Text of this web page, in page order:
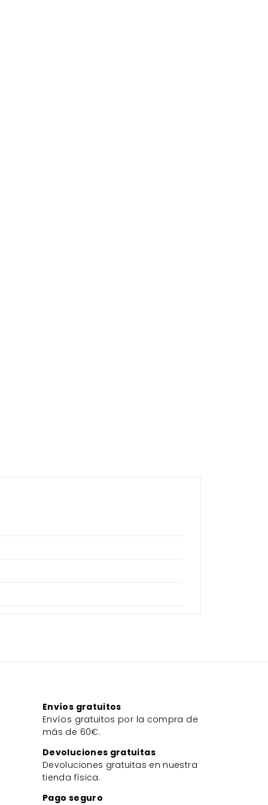
Envíos gratuitos
Envíos gratuitos por la compra de
más de 60€.
Devoluciones gratuitas
Devoluciones gratuitas en nuestra
tienda física.
Pago seguro